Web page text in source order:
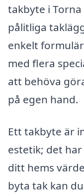
takbyte i
pålitliga
enkelt
med flera
att behöva
på egen hand.
Ett takbyte är
estetik; det
ditt hems
byta tak kan